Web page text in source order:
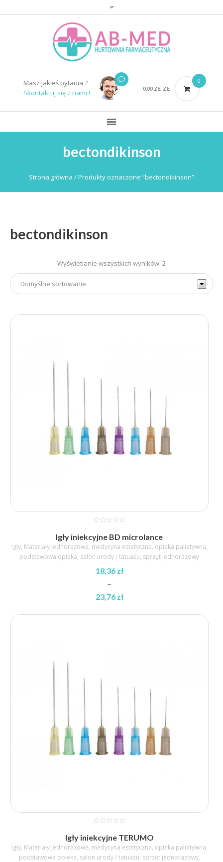
Masz jakieś pytania ?
Skontaktuj się z nami !
0,00 ZŁ ZŁ
0
bectondikinson
Strona główna / Produkty oznaczone “bectondikinson”
bectondikinson
Wyświetlanie wszystkich wyników: 2
Igły iniekcyjne BD microlance
igły, Materiały Jednorazowe, medycyna estetyczna, opieka paliatywna,
podstawowa opieka, salon urody / tatuażu, sprzęt jednorazowy
18,36 zł
–
23,76 zł
cen:
Igły iniekcyjne TERUMO
igły, Materiały Jednorazowe, medycyna estetyczna, opieka paliatywna,
podstawowa opieka, salon urody / tatuażu, sprzęt jednorazowy,